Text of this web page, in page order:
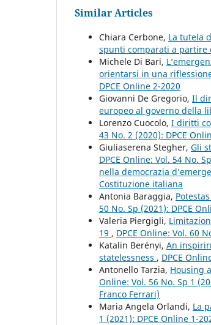
Similar Articles
Chiara Cerbone, La tutela
spunti comparati a partire
Michele Di Bari,
orientarsi in una
DPCE Online 2-2020
Giovanni De Gregorio, Il
europeo al governo della
Lorenzo Cuocolo, I diritti
43 No. 2 (2020): DPCE
Giuliaserena Stegher, Gli
DPCE Online: Vol. 54 No.
nella democrazia
Costituzione italiana
Antonia Baraggia,
50 No. Sp (2021): DPCE
Valeria Piergigli,
19 , DPCE Online: Vol. 60
Katalin Berényi, An
statelessness , DPCE
Antonello Tarzia, Housing
Online: Vol. 56 No. Sp 1
Franco Ferrari)
Maria Angela Orlandi, La
1 (2021): DPCE Online 1-